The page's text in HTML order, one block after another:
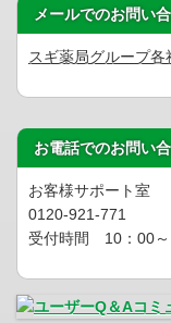
メールでのお問い
スギ薬局グループ
お電話でのお問い
お客様サポート室
0120-921-771
受付時間 10：00～